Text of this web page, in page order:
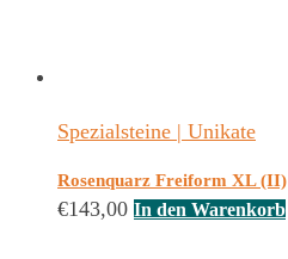
Spezialsteine | Unikate
Rosenquarz Freiform XL (II)
€143,00 In den Warenkorb